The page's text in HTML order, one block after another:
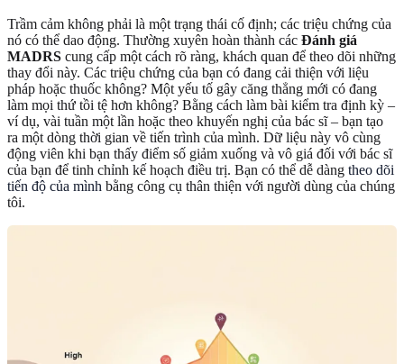
Trầm cảm không phải là một trạng thái cố định; các triệu chứng của
nó có thể dao động. Thường xuyên hoàn thành các Đánh giá
MADRS cung cấp một cách rõ ràng, khách quan để theo dõi những
thay đổi này. Các triệu chứng của bạn có đang cải thiện với liệu
pháp hoặc thuốc không? Một yếu tố gây căng thẳng mới có đang
làm mọi thứ tồi tệ hơn không? Bằng cách làm bài kiểm tra định kỳ –
ví dụ, vài tuần một lần hoặc theo khuyến nghị của bác sĩ – bạn tạo
ra một dòng thời gian về tiến trình của mình. Dữ liệu này vô cùng
động viên khi bạn thấy điểm số giảm xuống và vô giá đối với bác sĩ
của bạn để tinh chỉnh kế hoạch điều trị. Bạn có thể dễ dàng theo dõi
tiến độ của mình bằng công cụ thân thiện với người dùng của chúng
tôi.